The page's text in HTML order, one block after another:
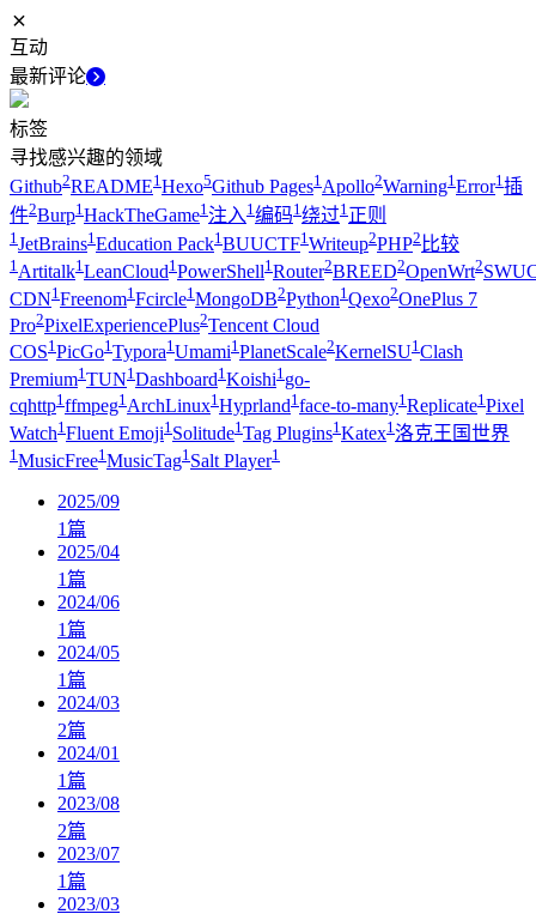
互动
最新评论
标签
寻找感兴趣的领域
Github2README1 Hexo5Github Pages1 Apollo2Warning1 Error1 插
件2Burp1 HackTheGame1 注入 1 编码1 绕过1 正则
1 JetBrains1 Education Pack1 BUUCTF1 Writeup2PHP2 比较
1Artitalk1LeanCloud1PowerShell1Router2BREED2OpenWrt2
CDN1 Freenom1 Fcircle1 MongoDB2Python1 Qexo2OnePlus 7
Pro2PixelExperiencePlus2Tencent Cloud
COS1 PicGo1 Typora1 Umami1 PlanetScale2KernelSU1 Clash
Premium1 TUN1 Dashboard1 Koishi1 go-
cqhttp1 ffmpeg1 ArchLinux1 Hyprland1 face-to-many1 Replicate1 Pixel
Watch1 Fluent Emoji1 Solitude1 Tag Plugins1 Katex1 洛克王国世界
1 MusicFree1 MusicTag1 Salt Player1
2025/09
1篇
2025/04
1篇
2024/06
1篇
2024/05
1篇
2024/03
2篇
2024/01
1篇
2023/08
2篇
2023/07
1篇
2023/03